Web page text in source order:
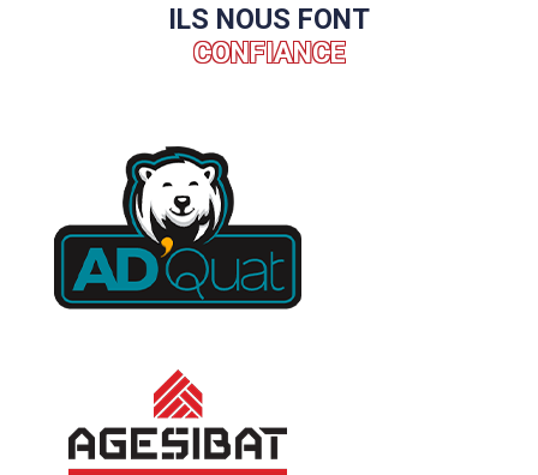
ILS NOUS FONT
CONFIANCE